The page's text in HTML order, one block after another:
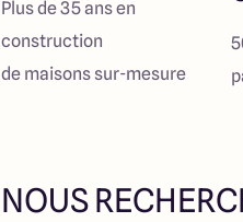
Plus de 35 ans en
construction
de maisons sur-mesure
NOUS